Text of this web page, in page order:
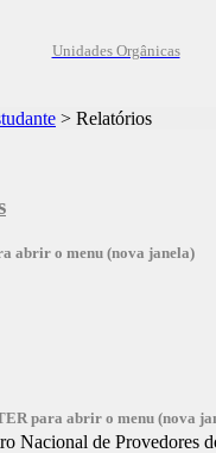
Unidades Orgânicas
> Relatórios
Nacional de Provedores